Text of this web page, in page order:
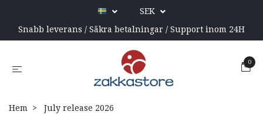
SEK
Snabb leverans / Säkra betalningar / Support inom 24H
0
Hem
July release 2026